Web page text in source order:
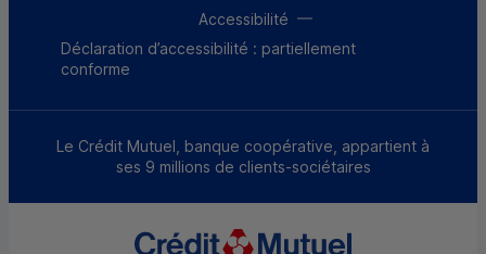
Accessibilité
Déclaration d’accessibilité : partiellement
conforme
Le Crédit Mutuel, banque coopérative, appartient à
ses 9 millions de clients-sociétaires